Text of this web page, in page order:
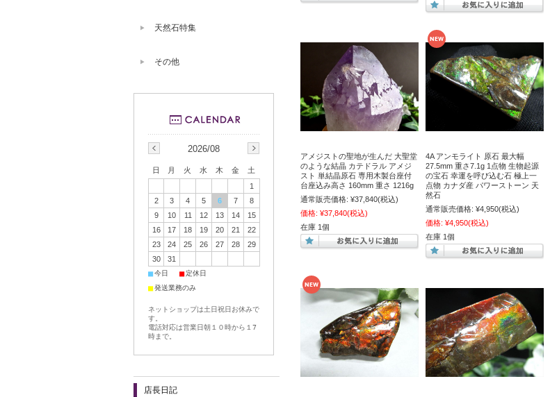
アメジストの聖地が生んだ 大聖堂
のような結晶 カテドラル アメジ
スト 単結晶原石 専用木製台座付
台座込み高さ 160mm 重さ 1216g
通常販売価格: ¥37,840(税込)
価格: ¥37,840(税込)
在庫 1個
4A アンモライト 原石 最大幅
27.5mm 重さ7.1g 1点物 生物起源
の宝石 幸運を呼び込む石 極上一
点物 カナダ産 パワーストーン 天
然石
通常販売価格: ¥4,950(税込)
価格: ¥4,950(税込)
在庫 1個
天然石特集
その他
2026/08
日 月 火 水 木 金
土
1
2
3 4 5 6 7
8
9
10 11 12 13 14
15
16
17 18 19 20 21
22
23
24 25 26 27 28
29
30
31
■今日 ■定休日
■発送業務のみ
ネットショップは土日祝日お休みで
す。
電話対応は営業日朝１０時から１7
時まで。
店長日記